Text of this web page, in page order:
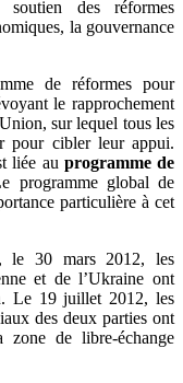
des réformes
la gouvernance
de réformes pour
le rapprochement
sur lequel tous les
pour cibler leur appui.
liée au programme de
programme global de
particulière à cet
le 30 mars 2012, les
et de l’Ukraine ont
Le 19 juillet 2012, les
des deux parties ont
de libre-échange